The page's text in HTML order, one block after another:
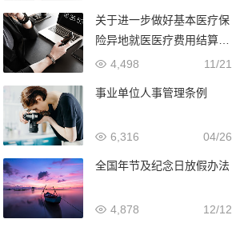
关于进一步做好基本医疗保
险异地就医医疗费用结算工
作的指导意见
11/21
4,498
事业单位人事管理条例
04/26
6,316
全国年节及纪念日放假办法
12/12
4,878